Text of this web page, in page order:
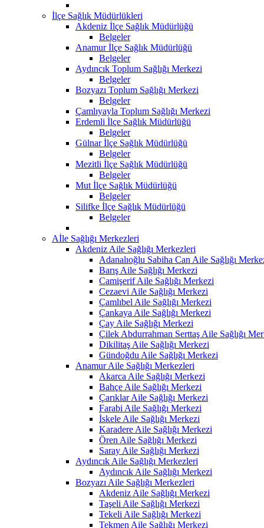
İlçe Sağlık Müdürlükleri
Akdeniz İlçe Sağlık Müdürlüğü
Belgeler
Anamur İlçe Sağlık Müdürlüğü
Belgeler
Aydıncık Toplum Sağlığı Merkezi
Belgeler
Bozyazı Toplum Sağlığı Merkezi
Belgeler
Çamlıyayla Toplum Sağlığı Merkezi
Erdemli İlçe Sağlık Müdürlüğü
Belgeler
Gülnar İlçe Sağlık Müdürlüğü
Belgeler
Mezitli İlçe Sağlık Müdürlüğü
Belgeler
Mut İlçe Sağlık Müdürlüğü
Belgeler
Silifke İlçe Sağlık Müdürlüğü
Belgeler
Aİle Sağlığı Merkezleri
Akdeniz Aile Sağlığı Merkezleri
Adanalıoğlu Sabiha Can Aile Sağlığı
Barış Aile Sağlığı Merkezi
Camişerif Aile Sağlığı Merkezi
Cezaevi Aile Sağlığı Merkezi
Çamlıbel Aile Sağlığı Merkezi
Çankaya Aile Sağlığı Merkezi
Çay Aile Sağlığı Merkezi
Çilek Abdurrahman Serttaş Aile Sağlığı
Dikilitaş Aile Sağlığı Merkezi
Gündoğdu Aile Sağlığı Merkezi
Anamur Aile Sağlığı Merkezleri
Akarca Aile Sağlığı Merkezi
Bahçe Aile Sağlığı Merkezi
Çarıklar Aile Sağlığı Merkezi
Farabi Aile Sağlığı Merkezi
İskele Aile Sağlığı Merkezi
Karadere Aile Sağlığı Merkezi
Ören Aile Sağlığı Merkezi
Saray Aile Sağlığı Merkezi
Aydıncık Aile Sağlığı Merkezleri
Aydıncık Aile Sağlığı Merkezi
Bozyazı Aile Sağlığı Merkezleri
Akdeniz Aile Sağlığı Merkezi
Taşeli Aile Sağlığı Merkezi
Tekeli Aile Sağlığı Merkezi
Tekmen Aile Sağlığı Merkezi